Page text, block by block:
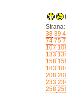
Strana:
38 39
74 75
107
133
158
183
208
233
258